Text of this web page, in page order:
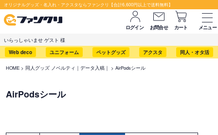
オリジナルグッズ・名入れ・アクスタならファンクリ【合計6,600円以上で送料無料】
ログイン お問合せ カート
メニュー
いらっしゃいませ ゲスト 様
Web deco
ユニフォーム ペットグッズ アクスタ 同人・オタ活
HOME 同人グッズ ノベルティ｜データ入稿｜ AirPodsシール
AirPodsシール